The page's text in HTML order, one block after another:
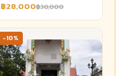
฿28,000฿30,000
-10%